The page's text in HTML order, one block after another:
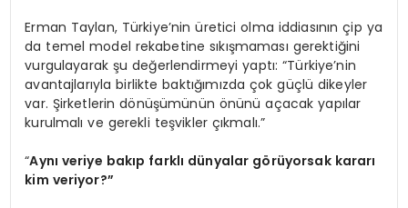
Erman Taylan, Türkiye’nin üretici olma iddiasının çip ya
da temel model rekabetine sıkışmaması gerektiğini
vurgulayarak şu değerlendirmeyi yaptı: “Türkiye’nin
avantajlarıyla birlikte baktığımızda çok güçlü dikeyler
var. Şirketlerin dönüşümünün önünü açacak yapılar
kurulmalı ve gerekli teşvikler çıkmalı.”
“Aynı veriye bakıp farklı dünyalar görüyorsak kararı
kim veriyor?”